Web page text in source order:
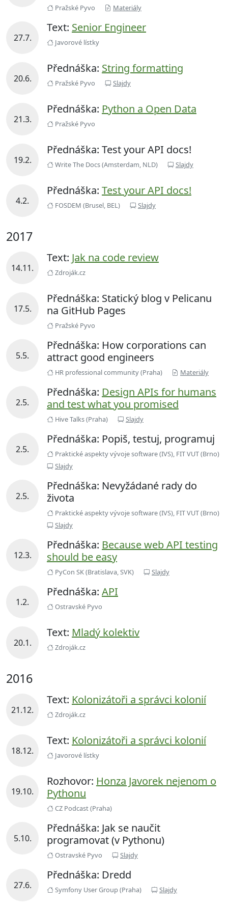
Pražské Pyvo Materiály
27.7.
Text: Senior Engineer
Javorové lístky
20.6.
Přednáška: String formatting
Pražské Pyvo Slajdy
21.3.
Přednáška: Python a Open Data
Pražské Pyvo
19.2.
Přednáška: Test your API docs!
Write The Docs (Amsterdam, NLD) Slajdy
4.2.
Přednáška: Test your API docs!
FOSDEM (Brusel, BEL) Slajdy
2017
14.11.
Text: Jak na code review
Zdroják.cz
17.5.
Přednáška: Statický blog v Pelicanu
na GitHub Pages
Pražské Pyvo
5.5.
Přednáška: How corporations can
attract good engineers
HR professional community (Praha) Materiály
2.5.
Přednáška: Design APIs for humans
and test what you promised
Hive Talks (Praha) Slajdy
2.5.
Přednáška: Popiš, testuj, programuj
Praktické aspekty vývoje software (IVS), FIT VUT (Brno)
Slajdy
2.5.
Přednáška: Nevyžádané rady do
života
Praktické aspekty vývoje software (IVS), FIT VUT (Brno)
Slajdy
12.3.
Přednáška: Because web API testing
should be easy
PyCon SK (Bratislava, SVK) Slajdy
1.2.
Přednáška: API
Ostravské Pyvo
20.1.
Text: Mladý kolektiv
Zdroják.cz
2016
21.12.
Text: Kolonizátoři a správci kolonií
Zdroják.cz
18.12.
Text: Kolonizátoři a správci kolonií
Javorové lístky
19.10.
Rozhovor: Honza Javorek nejenom o
Pythonu
CZ Podcast (Praha)
5.10.
Přednáška: Jak se naučit
programovat (v Pythonu)
Ostravské Pyvo Slajdy
27.6.
Přednáška: Dredd
Symfony User Group (Praha) Slajdy